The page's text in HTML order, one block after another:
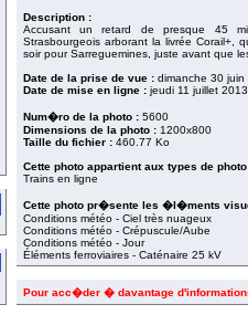
Description :
Accusant un retard de presque 45
Strasbourgeois arborant la livrée Corail+,
soir pour Sarreguemines, juste avant que
Date de la prise de vue : dimanche 30 juin
Date de mise en ligne : jeudi 11 juillet 2013
Num�ro de la photo :5600
Dimensions de la photo :1200x800
Taille du fichier :460.77 Ko
Cette photo appartient aux types de
Trains en ligne
Cette photo pr�sente les �l�ments
Conditions météo - Ciel très nuageux
Conditions météo - Crépuscule/Aube
Conditions météo - Jour
Éléments ferroviaires - Caténaire 25 kV
Pour acc�der � davantage